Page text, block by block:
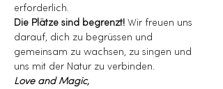
erforderlich.
Die Plätze sind begrenzt! Wir freuen uns
darauf, dich zu begrüssen und
gemeinsam zu wachsen, zu singen und
uns mit der Natur zu verbinden.
Love and Magic,